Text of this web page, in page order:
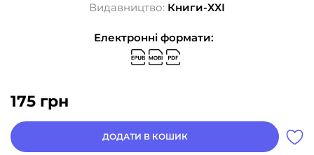
Видавництво: Книги-ХХІ
Електронні формати:
175 грн
ДОДАТИ В КОШИК